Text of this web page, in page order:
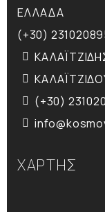
ΕΛΛΑΔΑ
(+30)
(+30)
ΧΑΡΤΗΣ